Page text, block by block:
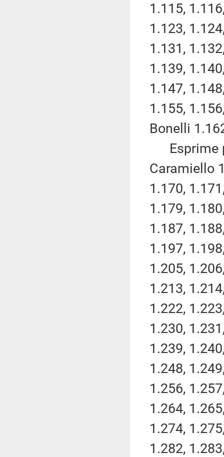
1.115,
1.123,
1.131,
1.139,
1.147,
1.155,
Bonelli
Esprime
Caramiello
1.170,
1.179,
1.187,
1.197,
1.205,
1.213,
1.222,
1.230,
1.239,
1.248,
1.256,
1.264,
1.274,
1.282,